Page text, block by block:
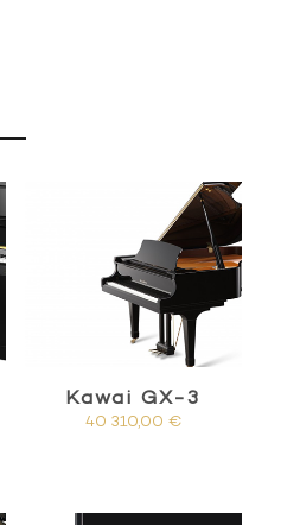
Kawai GX-3
40 310,00 €